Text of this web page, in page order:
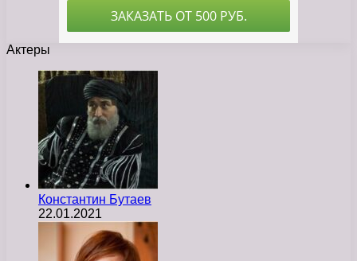
Актеры
Константин Бутаев
22.01.2021